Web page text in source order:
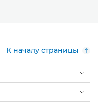
К началу страницы